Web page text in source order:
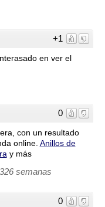
+1
en ver el
0
con un resultado
online. Anillos de
y más
semanas
0